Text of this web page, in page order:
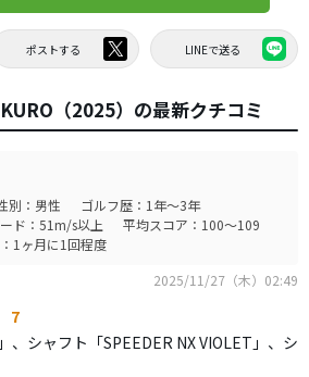
ポストする LINEで送る
（2025）の最新クチコミ
別：男性
ゴルフ歴：1年～3年
ド：51m/s以上
平均スコア：100～109
1ヶ月に1回程度
2025/11/27（木）02:49
7
、シャフト「SPEEDER NX VIOLET」、シ